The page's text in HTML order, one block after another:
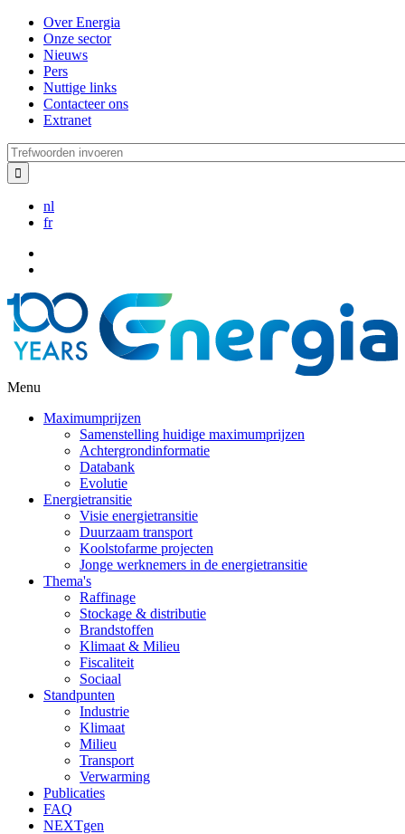
Overslaan
naar
inhoud
gaan
Over Energia
Onze sector
Nieuws
Pers
Nuttige links
Contacteer ons
Extranet
Trefwoorden
invoeren
nl
fr
Menu
Maximumprijzen
Samenstelling huidige maximumprijzen
Achtergrondinformatie
Databank
Evolutie
Energietransitie
Visie energietransitie
Duurzaam transport
Koolstofarme projecten
Jonge werknemers in de energietransitie
Thema's
Raffinage
Stockage & distributie
Brandstoffen
Klimaat & Milieu
Fiscaliteit
Sociaal
Standpunten
Industrie
Klimaat
Milieu
Transport
Verwarming
Publicaties
FAQ
NEXTgen